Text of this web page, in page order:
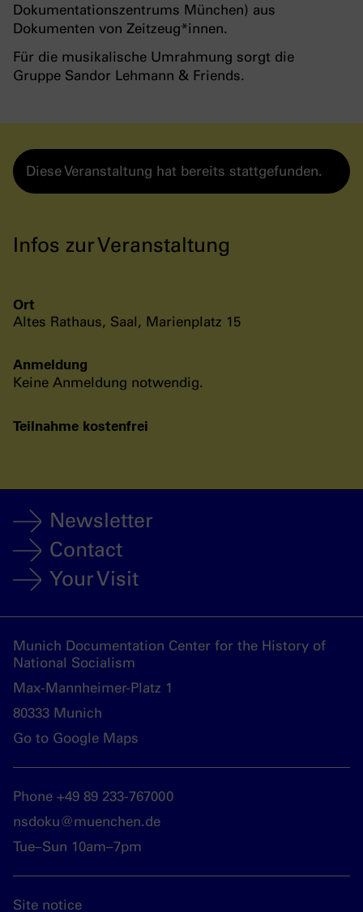
Dokumentationszentrums München) aus
Dokumenten von Zeitzeug*innen.
Für die musikalische Umrahmung sorgt die
Gruppe Sandor Lehmann & Friends.
Diese Veranstaltung hat bereits stattgefunden.
Infos zur Veranstaltung
Ort
Altes Rathaus, Saal, Marienplatz 15
Anmeldung
Keine Anmeldung notwendig.
Teilnahme kostenfrei
Newsletter
Contact
Your Visit
Munich Documentation Center for the History of
National Socialism
Max-Mannheimer-Platz 1
80333 Munich
Go to Google Maps
Phone +49 89 233-767000
nsdoku@muenchen.de
Tue–Sun 10am–7pm
Site notice